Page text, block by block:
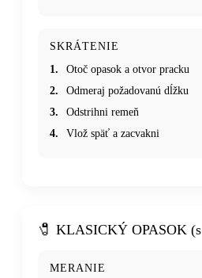
SKRÁTENIE
1.
Otoč opasok a otvor pracku
2.
Odmeraj požadovanú dĺžku
3.
Odstrihni remeň
4.
Vlož späť a zacvakni
🧷 KLASICKÝ OPASOK
MERANIE